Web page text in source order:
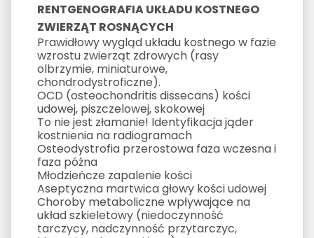
RENTGENOGRAFIA UKŁADU KOSTNEGO
ZWIERZĄT ROSNĄCYCH
Prawidłowy wygląd układu kostnego w fazie
wzrostu zwierząt zdrowych (rasy
olbrzymie, miniaturowe,
chondrodystroficzne).
OCD (osteochondritis dissecans) kości
udowej, piszczelowej, skokowej
To nie jest złamanie! Identyfikacja jąder
kostnienia na radiogramach
Osteodystrofia przerostowa faza wczesna i
faza późna
Młodzieńcze zapalenie kości
Aseptyczna martwica głowy kości udowej
Choroby metaboliczne wpływające na
układ szkieletowy (niedoczynność
tarczycy, nadczynność przytarczyc,